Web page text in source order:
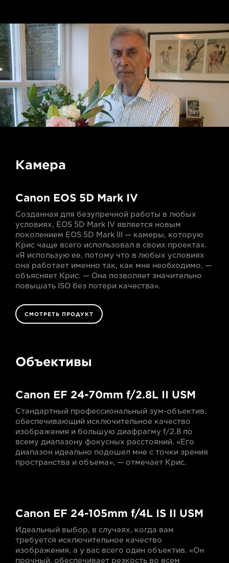
Камера
Canon EOS 5D Mark IV
Созданная для безупречной работы в любых
условиях, EOS 5D Mark IV является новым
поколением EOS 5D Mark III — камеры, которую
Крис чаще всего использовал в своих проектах.
«Я использую ее, потому что в любых условиях
она работает именно так, как мне необходимо, —
объясняет Крис. — Она позволяет значительно
повышать ISO без потери качества».
СМОТРЕТЬ ПРОДУКТ
Объективы
Canon EF 24-70mm f/2.8L II USM
Стандартный профессиональный зум-объектив,
обеспечивающий исключительное качество
изображения и большую диафрагму f/2.8 по
всему диапазону фокусных расстояний. «Его
диапазон идеально подошел мне с точки зрения
пространства и объема», — отмечает Крис.
Canon EF 24-105mm f/4L IS II USM
Идеальный выбор, в случаях, когда вам
требуется исключительное качество
изображения, а у вас всего один объектив. «Он
прочный, обеспечивает резкость во всем